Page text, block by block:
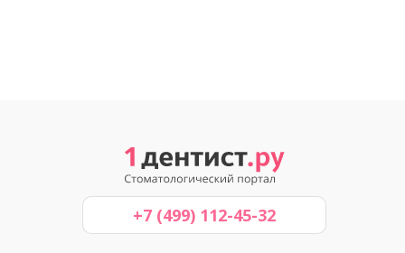
+7 (499) 112-45-32